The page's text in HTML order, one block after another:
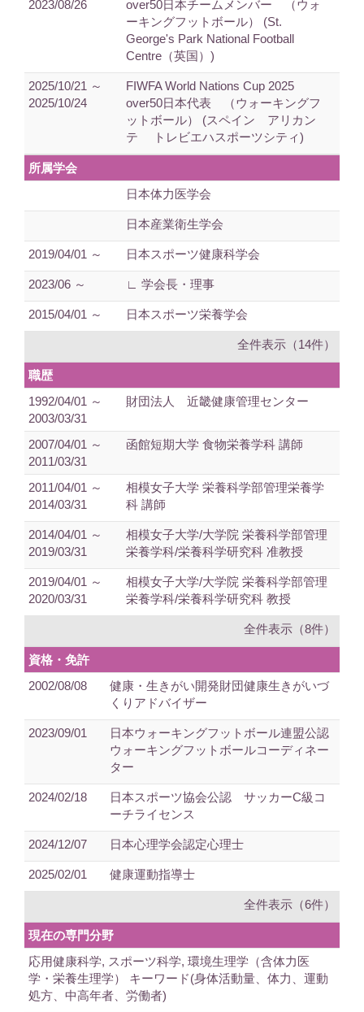
2023/08/26
over50日本チームメンバー （ウォ
ーキングフットボール） (St.
George's Park National Football
Centre（英国）)
2025/10/21 ～
2025/10/24
FIWFA World Nations Cup 2025
over50日本代表 （ウォーキングフ
ットボール） (スペイン アリカン
テ トレビエハスポーツシティ)
所属学会
日本体力医学会
日本産業衛生学会
2019/04/01 ～ 日本スポーツ健康科学会
2023/06 ～ ∟ 学会長・理事
2015/04/01 ～ 日本スポーツ栄養学会
全件表示（14件）
職歴
1992/04/01 ～
2003/03/31
財団法人 近畿健康管理センター
2007/04/01 ～
2011/03/31
函館短期大学 食物栄養学科 講師
2011/04/01 ～
2014/03/31
相模女子大学 栄養科学部管理栄養学
科 講師
2014/04/01 ～
2019/03/31
相模女子大学/大学院 栄養科学部管理
栄養学科/栄養科学研究科 准教授
2019/04/01 ～
2020/03/31
相模女子大学/大学院 栄養科学部管理
栄養学科/栄養科学研究科 教授
全件表示（8件）
資格・免許
2002/08/08
健康・生きがい開発財団健康生きがいづ
くりアドバイザー
2023/09/01
日本ウォーキングフットボール連盟公認
ウォーキングフットボールコーディネー
ター
2024/02/18
日本スポーツ協会公認 サッカーC級コ
ーチライセンス
2024/12/07 日本心理学会認定心理士
2025/02/01 健康運動指導士
全件表示（6件）
現在の専門分野
応用健康科学, スポーツ科学, 環境生理学（含体力医
学・栄養生理学） キーワード(身体活動量、体力、運動
処方、中高年者、労働者)